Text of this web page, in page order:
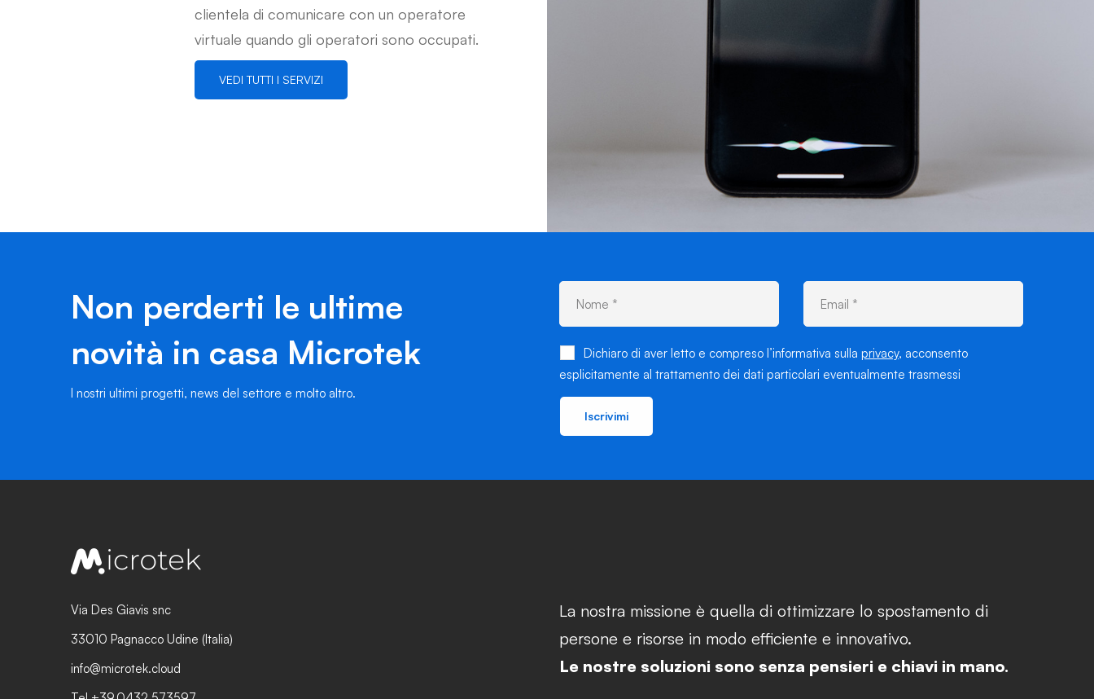
clientela di comunicare con un operatore
virtuale quando gli operatori sono occupati.
VEDI TUTTI I SERVIZI
Non perderti le ultime
novità in casa Microtek
I nostri ultimi progetti, news del settore e molto altro.
Dichiaro di aver letto e compreso l’informativa sulla privacy, acconsento
esplicitamente al trattamento dei dati particolari eventualmente trasmessi
Iscrivimi
Via Des Giavis snc
33010 Pagnacco Udine (Italia)
info@microtek.cloud
La nostra missione è quella di ottimizzare lo spostamento di
persone e risorse in modo efficiente e innovativo.
Le nostre soluzioni sono senza pensieri e chiavi in mano.